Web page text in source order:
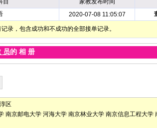
目
家教发布时间
2020-07-08 11:05:07
录，包含成功和不成功的全部接单记录。
员的 相 册
区
南京邮电大学 河海大学 南京林业大学 南京信息工程大学